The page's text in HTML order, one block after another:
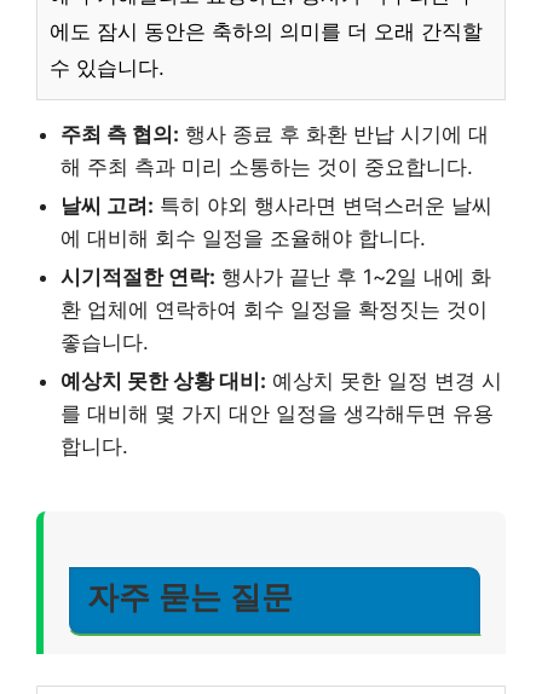
에도 잠시 동안은 축하의 의미를 더 오래 간직할
수 있습니다.
주최 측 협의: 행사 종료 후 화환 반납 시기에 대
해 주최 측과 미리 소통하는 것이 중요합니다.
날씨 고려: 특히 야외 행사라면 변덕스러운 날씨
에 대비해 회수 일정을 조율해야 합니다.
시기적절한 연락: 행사가 끝난 후 1~2일 내에 화
환 업체에 연락하여 회수 일정을 확정짓는 것이
좋습니다.
예상치 못한 상황 대비: 예상치 못한 일정 변경 시
를 대비해 몇 가지 대안 일정을 생각해두면 유용
합니다.
자주 묻는 질문